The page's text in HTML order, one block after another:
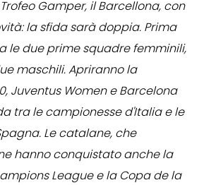
Gamper, il Barcellona, con
la sfida sarà doppia. Prima
le due prime squadre femminili,
maschili. Apriranno la
Juventus Women e Barcelona
tra le campionesse d'Italia e le
Le catalane, che
hanno conquistato anche la
League e la Copa de la